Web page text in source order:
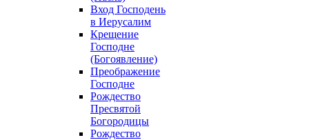
Вход Господень
в Иерусалим
Крещение
Господне
(Богоявление)
Преображение
Господне
Рождество
Пресвятой
Богородицы
Рождество